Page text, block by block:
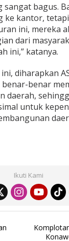
sangat bagus.
ke kantor,
ini, mereka
dari
ini,” katanya.
diharapkan
benar
daerah,
untuk
Ikuti Kami